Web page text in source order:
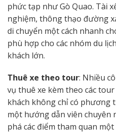
phức tạp như Gò Quao. Tài
nghiệm, thông thạo đường
di chuyển một cách nhanh
phù hợp cho các nhóm du
khách lớn.
Thuê xe theo tour: Nhiều
vụ thuê xe kèm theo các
khách không chỉ có phương
một hướng dẫn viên chuyên
phá các điểm tham quan một